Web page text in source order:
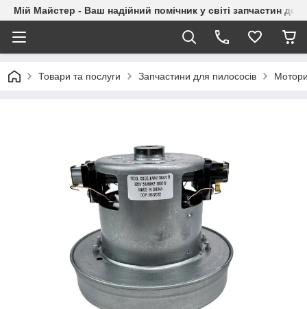
Мій Майстер - Ваш надійний помічник у світі запчастин до
Товари та послуги Запчастини для пилососів